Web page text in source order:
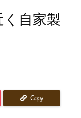
く自家製
Copy